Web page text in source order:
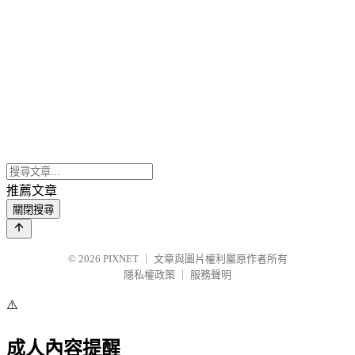
推薦文章
關閉搜尋
© 2026 PIXNET
文章與圖片權利屬原作者所有
隱私權政策
服務聲明
⚠️
成人內容提醒